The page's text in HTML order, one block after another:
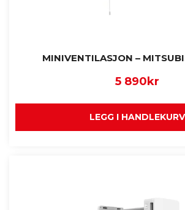
MINIVENTILASJON –
5 890kr
LEGG I HANDLEKURV